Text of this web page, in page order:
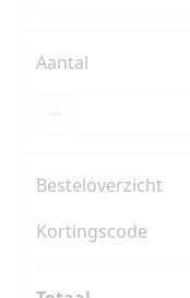
Aantal
Besteloverzicht
Kortingscode